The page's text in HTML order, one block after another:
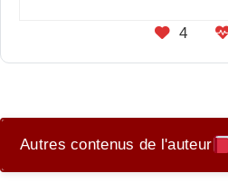
4
Autres contenus de l'auteur